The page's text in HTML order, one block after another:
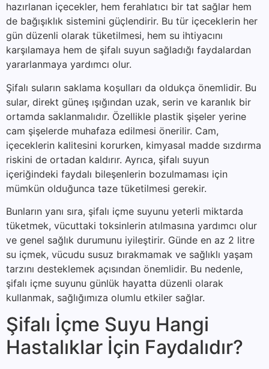
hazırlanan içecekler, hem ferahlatıcı bir tat sağlar hem
de bağışıklık sistemini güçlendirir. Bu tür içeceklerin her
gün düzenli olarak tüketilmesi, hem su ihtiyacını
karşılamaya hem de şifalı suyun sağladığı faydalardan
yararlanmaya yardımcı olur.
Şifalı suların saklama koşulları da oldukça önemlidir. Bu
sular, direkt güneş ışığından uzak, serin ve karanlık bir
ortamda saklanmalıdır. Özellikle plastik şişeler yerine
cam şişelerde muhafaza edilmesi önerilir. Cam,
içeceklerin kalitesini korurken, kimyasal madde sızdırma
riskini de ortadan kaldırır. Ayrıca, şifalı suyun
içeriğindeki faydalı bileşenlerin bozulmaması için
mümkün olduğunca taze tüketilmesi gerekir.
Bunların yanı sıra, şifalı içme suyunu yeterli miktarda
tüketmek, vücuttaki toksinlerin atılmasına yardımcı olur
ve genel sağlık durumunu iyileştirir. Günde en az 2 litre
su içmek, vücudu susuz bırakmamak ve sağlıklı yaşam
tarzını desteklemek açısından önemlidir. Bu nedenle,
şifalı içme suyunu günlük hayatta düzenli olarak
kullanmak, sağlığımıza olumlu etkiler sağlar.
Şifalı İçme Suyu Hangi
Hastalıklar İçin Faydalıdır?